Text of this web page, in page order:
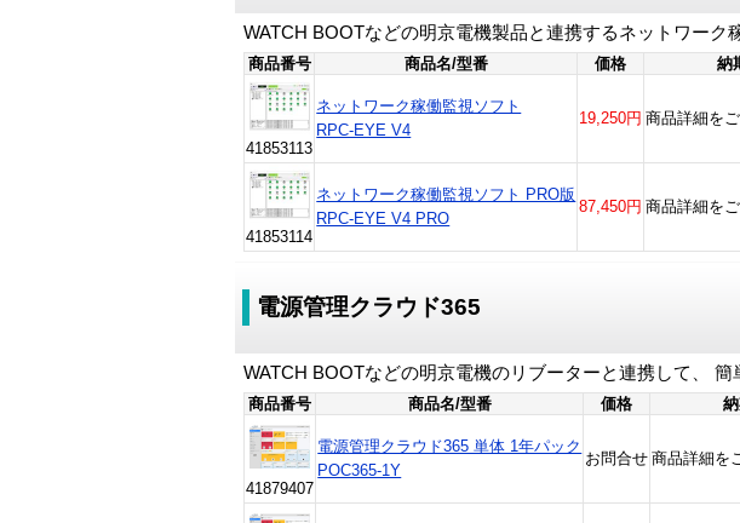
WATCH BOOTなどの明京電機製品と連携するネットワーク
商品番号 商品名/型番 価格 納
41853113
ネットワーク稼働監視ソフト
RPC-EYE V4
19,250円 商品詳細を
41853114
ネットワーク稼働監視ソフト PRO版
RPC-EYE V4 PRO
87,450円 商品詳細を
電源管理クラウド365
WATCH BOOTなどの明京電機のリブーターと連携して、
商品番号 商品名/型番 価格
41879407
電源管理クラウド365 単体 1年パック
POC365-1Y
お問合せ 商品詳細を